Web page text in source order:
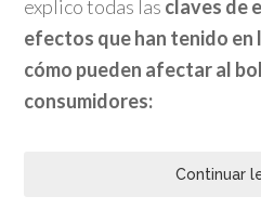
explico todas las claves de
efectos que han tenido en
cómo pueden afectar al
consumidores:
Continuar